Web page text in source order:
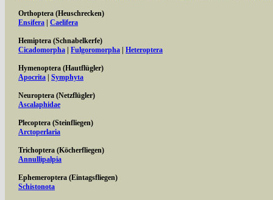
Orthoptera (Heuschrecken)
Ensifera
Caelifera
Hemiptera (Schnabelkerfe)
Cicadomorpha
Fulgoromorpha Heteroptera
Hymenoptera (Hautflügler)
Apocrita
Symphyta
Neuroptera (Netzflügler)
Ascalaphidae
Plecoptera (Steinfliegen)
Arctoperlaria
Trichoptera (Köcherfliegen)
Annullipalpia
Ephemeroptera (Eintagsfliegen)
Schistonota